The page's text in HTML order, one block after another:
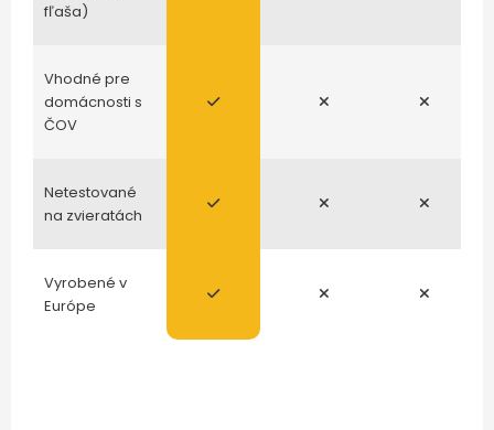
fľaša)
Vhodné pre
domácnosti s
ČOV
Netestované
na zvieratách
Vyrobené v
Európe